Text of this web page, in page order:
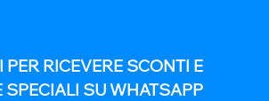
PER RICEVERE SCONTI E
SPECIALI SU WHATSAPP